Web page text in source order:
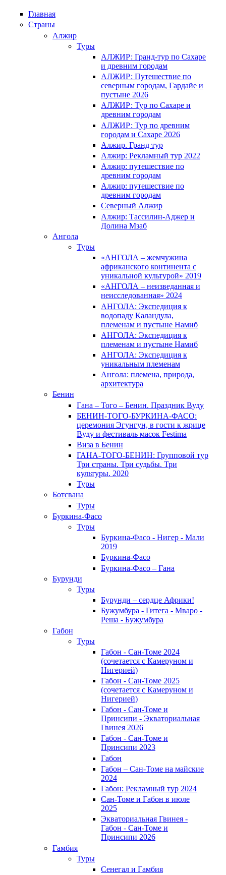
Главная
Страны
Алжир
Туры
АЛЖИР: Гранд-тур по Сахаре
и древним городам
АЛЖИР: Путешествие по
северным городам, Гардайе и
пустыне 2026
АЛЖИР: Тур по Сахаре и
древним городам
АЛЖИР: Тур по древним
городам и Сахаре 2026
Алжир. Гранд тур
Алжир: Рекламный тур 2022
Алжир: путешествие по
древним городам
Алжир: путешествие по
древним городам
Северный Алжир
Алжир: Тассилин-Аджер и
Долина Мзаб
Ангола
Туры
«АНГОЛА – жемчужина
африканского континента с
уникальной культурой» 2019
«АНГОЛА – неизведанная и
неисследованная» 2024
АНГОЛА: Экспедиция к
водопаду Каландула,
племенам и пустыне Намиб
АНГОЛА: Экспедиция к
племенам и пустыне Намиб
АНГОЛА: Экспедиция к
уникальным племенам
Ангола: племена, природа,
архитектура
Бенин
Гана – Того – Бенин. Праздник Вуду
БЕНИН-ТОГО-БУРКИНА-ФАСО:
церемония Эгунгун, в гости к жрице
Вуду и фестиваль масок Festima
Виза в Бенин
ГАНА-ТОГО-БЕНИН: Групповой тур
Три страны. Три судьбы. Три
культуры. 2020
Туры
Ботсвана
Туры
Буркина-Фасо
Туры
Буркина-Фасо - Нигер - Мали
2019
Буркина-Фасо
Буркина-Фасо – Гана
Бурунди
Туры
Бурунди – сердце Африки!
Бужумбура - Гитега - Мваро -
Реша - Бужумбура
Габон
Туры
Габон - Сан-Томе 2024
(сочетается с Камеруном и
Нигерией)
Габон - Сан-Томе 2025
(сочетается с Камеруном и
Нигерией)
Габон - Сан-Томе и
Принсипи - Экваториальная
Гвинея 2026
Габон - Сан-Томе и
Принсипи 2023
Габон
Габон – Сан-Томе на майские
2024
Габон: Рекламный тур 2024
Сан-Томе и Габон в июле
2025
Экваториальная Гвинея -
Габон - Сан-Томе и
Принсипи 2026
Гамбия
Туры
Сенегал и Гамбия